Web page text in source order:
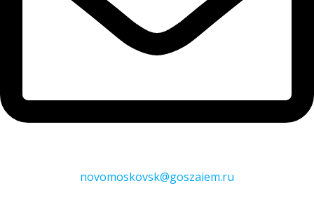
novomoskovsk@goszaiem.ru